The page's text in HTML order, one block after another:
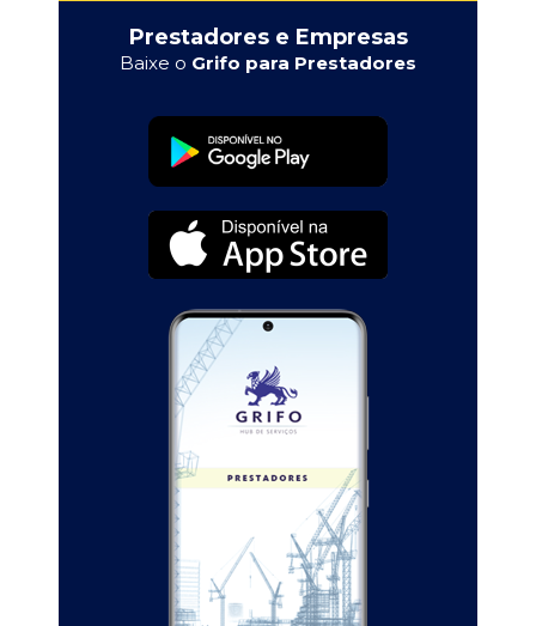
Prestadores e Empresas
Baixe o Grifo para Prestadores